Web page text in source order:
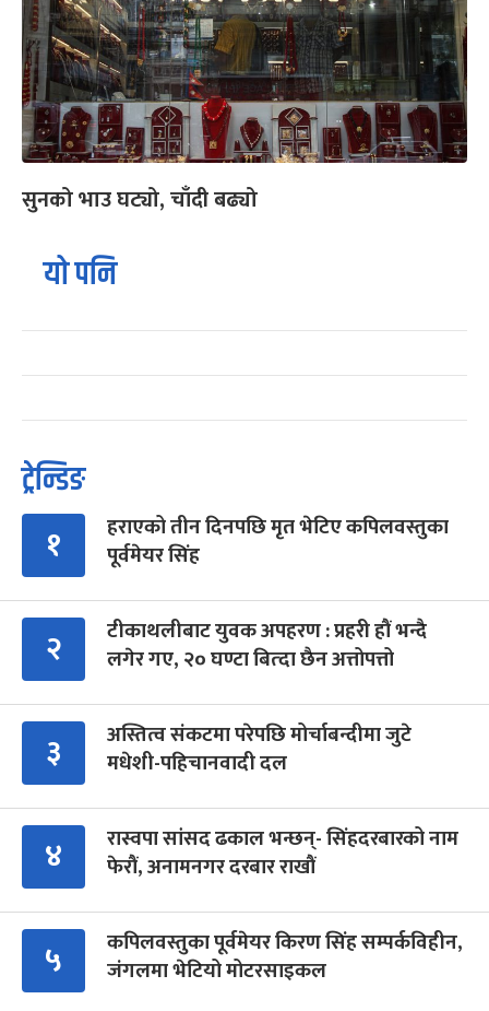
सुनको भाउ घट्यो, चाँदी बढ्यो
यो पनि
ट्रेन्डिङ
१
हराएको तीन दिनपछि मृत भेटिए कपिलवस्तुका
पूर्वमेयर सिंह
२
टीकाथलीबाट युवक अपहरण : प्रहरी हौं भन्दै
लगेर गए, २० घण्टा बित्दा छैन अत्तोपत्तो
३
अस्तित्व संकटमा परेपछि मोर्चाबन्दीमा जुटे
मधेशी-पहिचानवादी दल
४
रास्वपा सांसद ढकाल भन्छन्- सिंहदरबारको नाम
फेरौं, अनामनगर दरबार राखौं
५
कपिलवस्तुका पूर्वमेयर किरण सिंह सम्पर्कविहीन,
जंगलमा भेटियो मोटरसाइकल